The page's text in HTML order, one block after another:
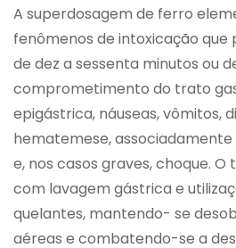
A superdosagem de ferro
fenômenos de intoxicação
de dez a sessenta minutos ou
comprometimento do trato
epigástrica, náuseas, vômitos,
hematemese,
e, nos casos graves, choque.
com lavagem gástrica e
quelantes, mantendo- se
aéreas e combatendo-se a